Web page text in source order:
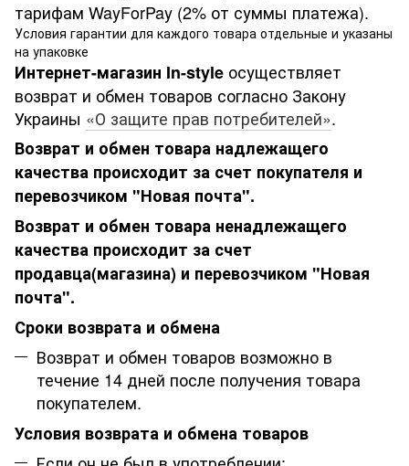
тарифам WayForPay (2% от суммы платежа).
Условия гарантии для каждого товара отдельные и указаны
на упаковке
Интернет-магазин In-style осуществляет
возврат и обмен товаров согласно Закону
Украины «О защите прав потребителей».
Возврат и обмен товара надлежащего
качества происходит за счет покупателя и
перевозчиком "Новая почта".
Возврат и обмен товара ненадлежащего
качества происходит за счет
продавца(магазина) и перевозчиком "Новая
почта".
Сроки возврата и обмена
Возврат и обмен товаров возможно в
течение 14 дней после получения товара
покупателем.
Условия возврата и обмена товаров